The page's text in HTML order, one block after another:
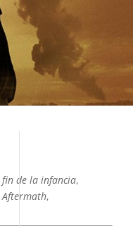
fin de la infancia,
Aftermath,